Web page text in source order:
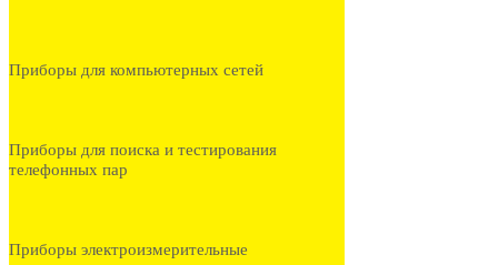
Приборы для компьютерных сетей
Приборы для поиска и тестирования
телефонных пар
Приборы электроизмерительные